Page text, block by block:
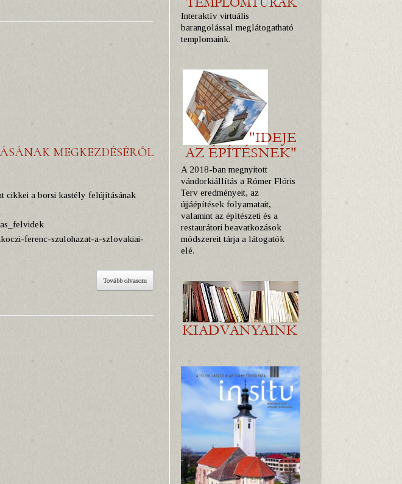
MEGKEZDÉSÉRŐL
cikkei a borsi kastély felújításának
ferenc-szulohazat-a-szlovakiai-
Tovább olvasom
Interaktív virtuális
barangolással meglátogatható
templomaink.
A 2018-ban megnyitott
vándorkiállítás a Rómer Flóris
Terv eredményeit, az
újjáépítések folyamatait,
valamint az építészeti és a
restaurátori beavatkozások
módszereit tárja a látogatók
elé.